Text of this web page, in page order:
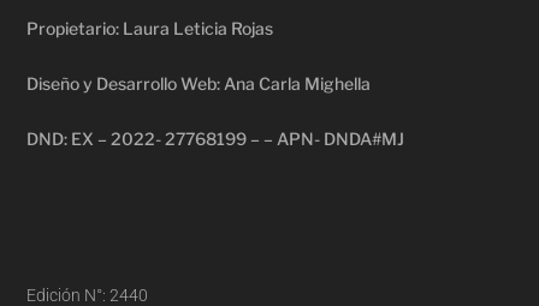
Propietario: Laura Leticia Rojas
Diseño y Desarrollo Web: Ana Carla Mighella
DND: EX – 2022- 27768199 – – APN- DNDA#MJ
Edición N°: 2440